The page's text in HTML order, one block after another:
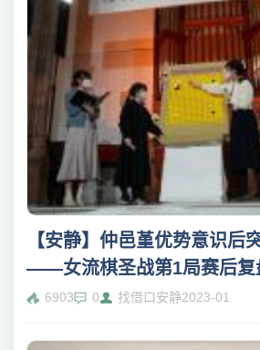
【安静】仲邑堇优势意识后
——女流棋圣战第1局赛后复
6903 0 找借口安静2023-01